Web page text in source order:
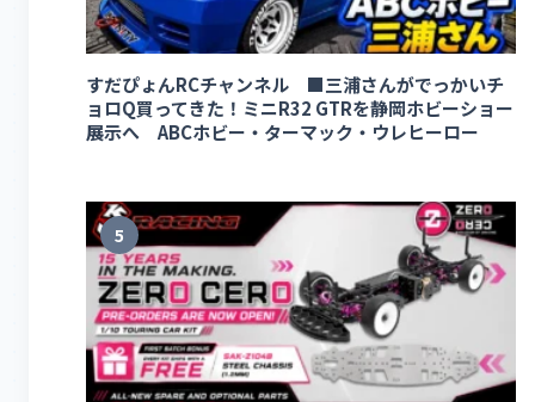
すだぴょんRCチャンネル ■三浦さんがでっかいチ
ョロQ買ってきた！ミニR32 GTRを静岡ホビーショー
展示へ ABCホビー・ターマック・ウレヒーロー
5